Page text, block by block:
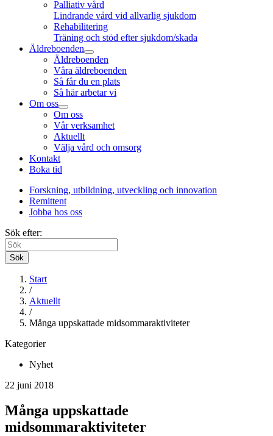
Palliativ vård
Lindrande vård vid allvarlig sjukdom
Rehabilitering
Träning och stöd efter sjukdom/skada
Äldreboenden
Äldreboenden
Våra äldreboenden
Så får du en plats
Så här arbetar vi
Om oss
Om oss
Vår verksamhet
Aktuellt
Välja vård och omsorg
Kontakt
Boka tid
Forskning, utbildning, utveckling och innovation
Remittent
Jobba hos oss
Sök efter:
Sök
Start
/
Aktuellt
/
Många uppskattade midsommaraktiviteter
Kategorier
Nyhet
22 juni 2018
Många uppskattade
midsommaraktiviteter